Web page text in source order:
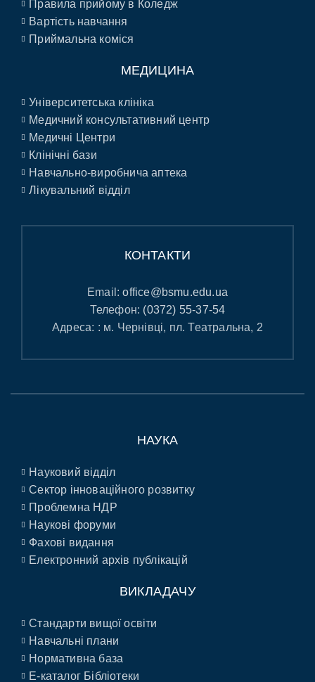
Правила прийому в Коледж
Вартість навчання
Приймальна коміся
МЕДИЦИНА
Університетська клініка
Медичний консультативний центр
Медичні Центри
Клінічні бази
Навчально-виробнича аптека
Лікувальний відділ
КОНТАКТИ
Email:office@bsmu.edu.ua
Телефон: (0372) 55-37-54
Адреса: : м. Чернівці, пл. Театральна, 2
НАУКА
Науковий відділ
Сектор інноваційного розвитку
Проблемна НДР
Наукові форуми
Фахові видання
Електронний архів публікацій
ВИКЛАДАЧУ
Стандарти вищої освіти
Навчальні плани
Нормативна база
E-каталог Бібліотеки